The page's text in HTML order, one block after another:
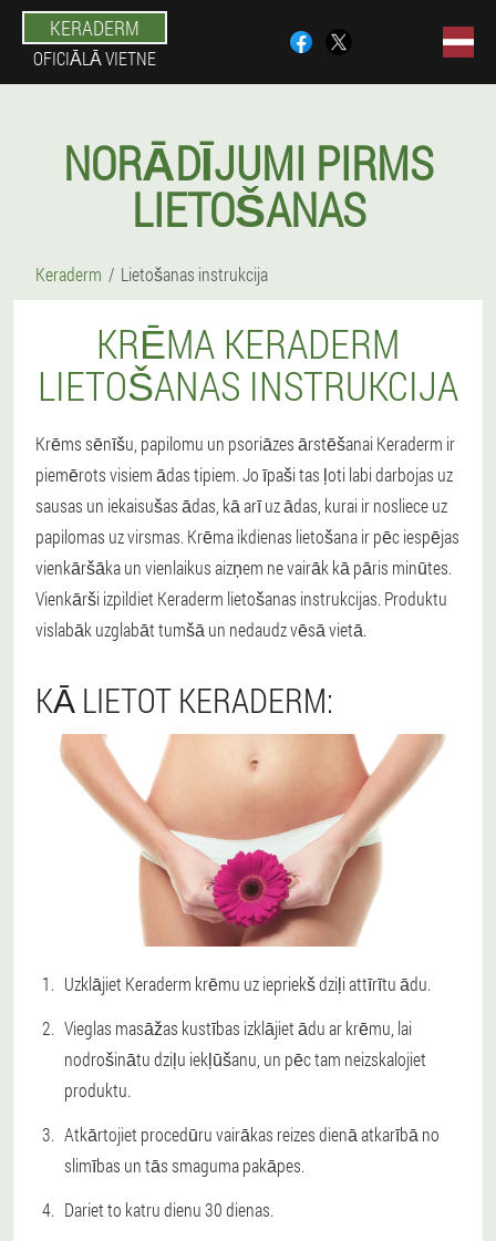
KERADERM
OFICIĀLĀ VIETNE
NORĀDĪJUMI PIRMS
LIETOŠANAS
Keraderm Lietošanas instrukcija
KRĒMA KERADERM
LIETOŠANAS INSTRUKCIJA
Krēms sēnīšu, papilomu un psoriāzes ārstēšanai Keraderm ir
piemērots visiem ādas tipiem. Jo īpaši tas ļoti labi darbojas uz
sausas un iekaisušas ādas, kā arī uz ādas, kurai ir nosliece uz
papilomas uz virsmas. Krēma ikdienas lietošana ir pēc iespējas
vienkāršāka un vienlaikus aizņem ne vairāk kā pāris minūtes.
Vienkārši izpildiet Keraderm lietošanas instrukcijas. Produktu
vislabāk uzglabāt tumšā un nedaudz vēsā vietā.
KĀ LIETOT KERADERM:
Uzklājiet Keraderm krēmu uz iepriekš dziļi attīrītu ādu.
Vieglas masāžas kustības izklājiet ādu ar krēmu, lai
nodrošinātu dziļu iekļūšanu, un pēc tam neizskalojiet
produktu.
Atkārtojiet procedūru vairākas reizes dienā atkarībā no
slimības un tās smaguma pakāpes.
Dariet to katru dienu 30 dienas.